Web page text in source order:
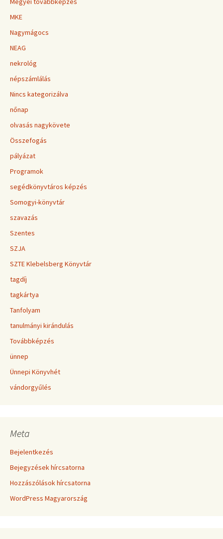
MKE
Nagymágocs
NEAG
nekrológ
népszámlálás
Nincs kategorizálva
nőnap
olvasás nagykövete
Összefogás
pályázat
Programok
segédkönyvtáros képzés
Somogyi-könyvtár
szavazás
Szentes
SZJA
SZTE Klebelsberg Könyvtár
tagdíj
tagkártya
Tanfolyam
tanulmányi kirándulás
Továbbképzés
ünnep
Ünnepi Könyvhét
vándorgyűlés
Meta
Bejelentkezés
Bejegyzések hírcsatorna
Hozzászólások hírcsatorna
WordPress Magyarország